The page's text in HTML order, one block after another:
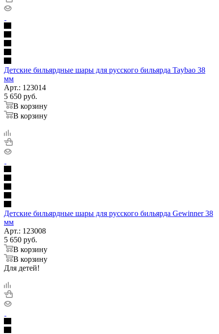
Детские бильярдные шары для русского бильярда Taybao 38
мм
Арт.: 123014
5 650 руб.
В корзину
В корзину
Детские бильярдные шары для русского бильярда Gewinner 38
мм
Арт.: 123008
5 650 руб.
В корзину
В корзину
Для детей!